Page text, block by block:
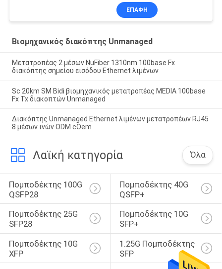
UTP λιμένων
ΕΠΑΦΉ
Βιομηχανικός διακόπτης Unmanaged
Μετατροπέας 2 μέσων NuFiber 1310nm 100base Fx
διακόπτης σημείου εισόδου Ethernet λιμένων
Sc 20km SM Bidi βιομηχανικός μετατροπέας MEDIA 100base
Fx Tx διακοπτών Unmanaged
Διακόπτης Unmanaged Ethernet λιμένων μετατροπέων RJ45
8 μέσων ινών ODM cOem
Λαϊκή κατηγορία Όλα
Πομποδέκτης 100G
QSFP28
Πομποδέκτης 40G
QSFP+
Πομποδέκτης 25G
SFP28
Πομποδέκτης 10G
SFP+
Πομποδέκτης 10G
XFP
1.25G Πομποδέκτης
SFP